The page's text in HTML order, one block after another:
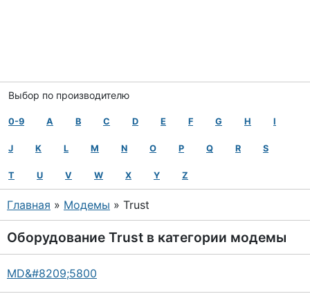
Выбор по производителю
0-9 A B C D E F G H I
J K L M N O P Q R S
T U V W X Y Z
Главная » Модемы » Trust
Оборудование Trust в категории модемы
MD&#8209;5800